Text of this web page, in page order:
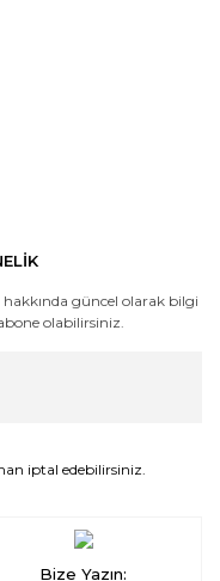
güncel olarak bilgi
olabilirsiniz.
iptal edebilirsiniz.
Bize Yazın: